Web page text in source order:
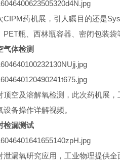
CIPM药机展，引人瞩目的还是
PET瓶、西林瓶容器、密闭包装袋
气体检测
顶空及溶解氧检测，此次药机展
设备操作详解视频。
检漏测试
泄漏氧研究应用，工业物理提供